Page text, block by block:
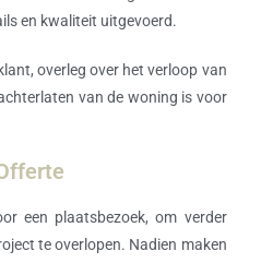
en kwaliteit uitgevoerd.
overleg over het verloop van
van de woning is voor
een plaatsbezoek, om verder
te overlopen. Nadien maken